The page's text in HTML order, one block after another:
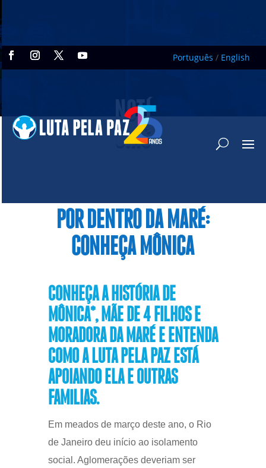
Português / English
NOTÍ
CIAS
POR DENTRO DA MARÉ:
CONHEÇA MÔNICA
CONHEÇA A HISTÓRIA DE
MÔNICA*, MÃE DE 4 FILHOS E
MORADORA DA MARÉ E ENTENDA
COMO A LUTA PELA PAZ ESTÁ
APOIANDO ELA E OUTRAS
FAMÍLIAS.
Em meados de março deste ano, o Rio
de Janeiro deu início ao isolamento
social. Aglomerações deveriam ser